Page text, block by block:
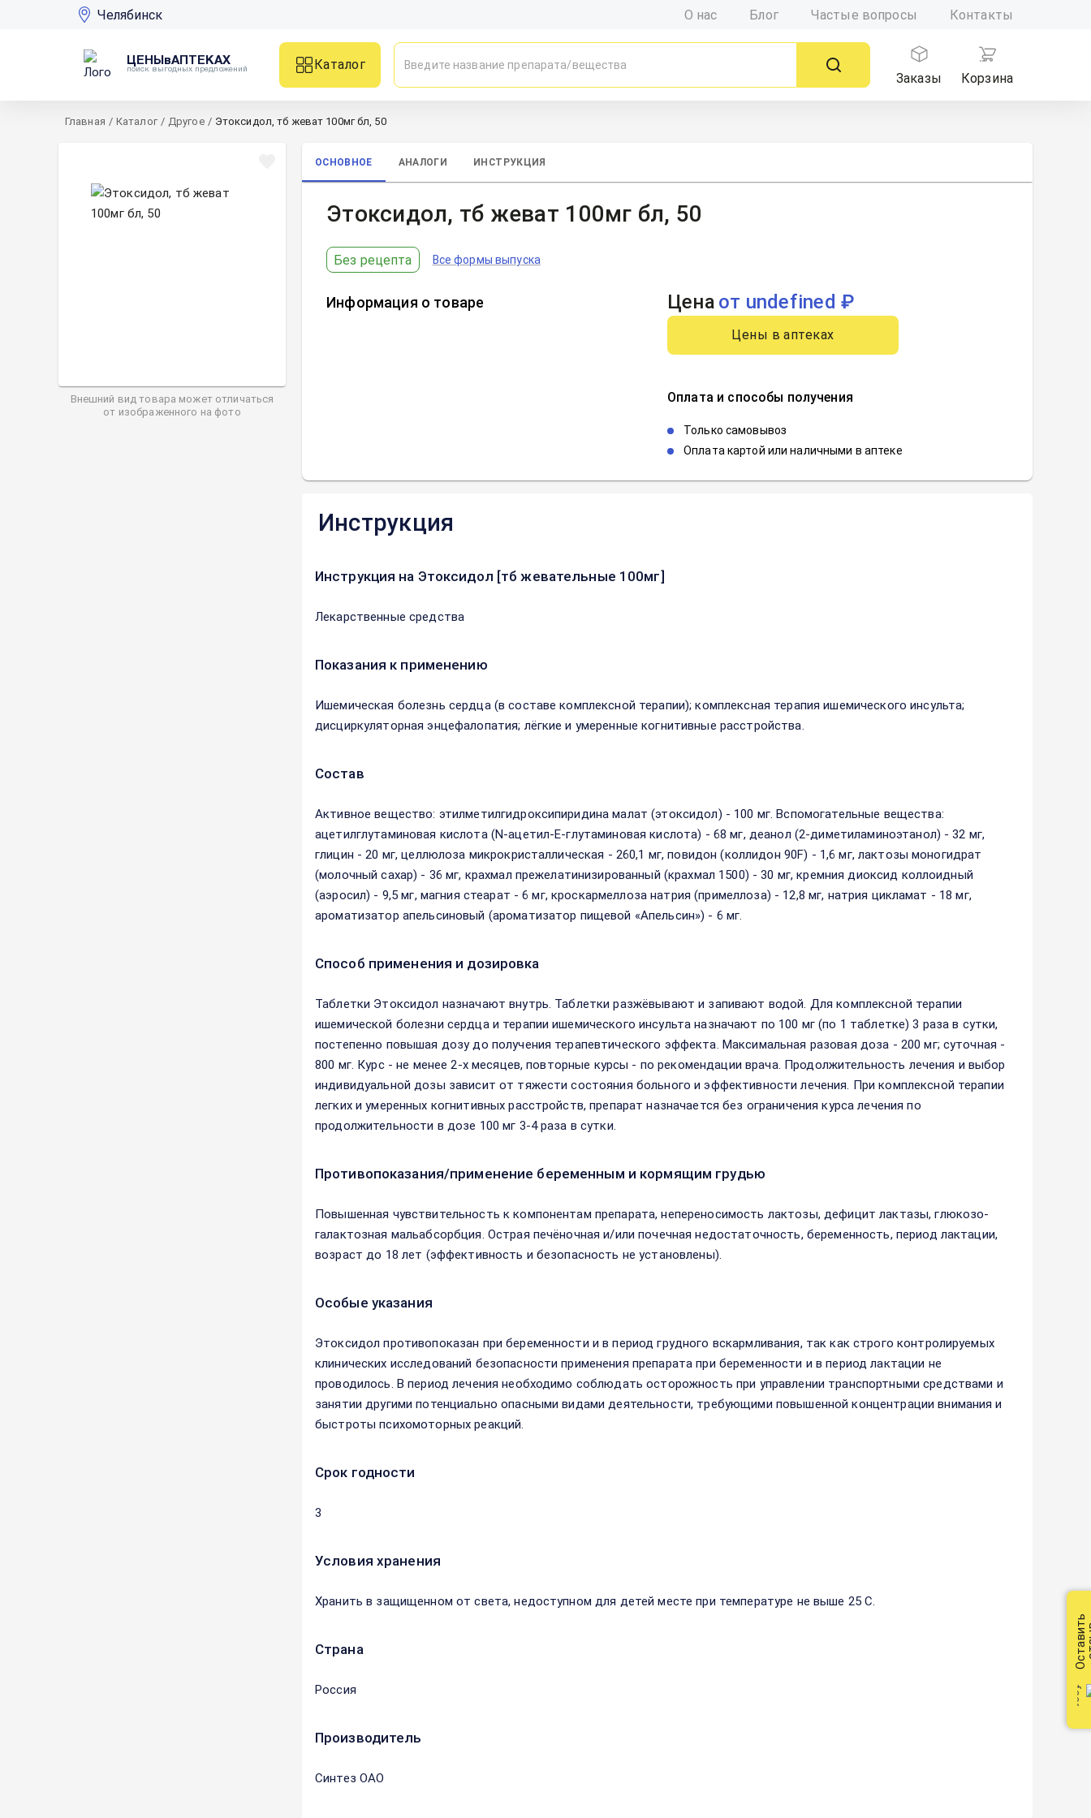
Челябинск О нас Блог Частые вопросы Контакты
ЦЕНЫвАПТЕКАХ
поиск выгодных предложений
Каталог
Заказы
Корзина
Главная / Каталог / Другое / Этоксидол, тб жеват 100мг бл, 50
Внешний вид товара может отличаться
от изображенного на фото
ОСНОВНОЕ АНАЛОГИ ИНСТРУКЦИЯ
Этоксидол, тб жеват 100мг бл, 50
Без рецепта Все формы выпуска
Информация о товаре Цена от undefined ₽
Цены в аптеках
Оплата и способы получения
Только самовывоз
Оплата картой или наличными в аптеке
Инструкция
Инструкция на Этоксидол [тб жевательные 100мг]
Лекарственные средства
Показания к применению
Ишемическая болезнь сердца (в составе комплексной терапии); комплексная терапия ишемического инсульта;
дисциркуляторная энцефалопатия; лёгкие и умеренные когнитивные расстройства.
Состав
Активное вещество: этилметилгидроксипиридина малат (этоксидол) - 100 мг. Вспомогательные вещества:
ацетилглутаминовая кислота (N-ацетил-Е-глутаминовая кислота) - 68 мг, деанол (2-диметиламиноэтанол) - 32 мг,
глицин - 20 мг, целлюлоза микрокристаллическая - 260,1 мг, повидон (коллидон 90F) - 1,6 мг, лактозы моногидрат
(молочный сахар) - 36 мг, крахмал прежелатинизированный (крахмал 1500) - 30 мг, кремния диоксид коллоидный
(аэросил) - 9,5 мг, магния стеарат - 6 мг, кроскармеллоза натрия (примеллоза) - 12,8 мг, натрия цикламат - 18 мг,
ароматизатор апельсиновый (ароматизатор пищевой «Апельсин») - 6 мг.
Способ применения и дозировка
Таблетки Этоксидол назначают внутрь. Таблетки разжёвывают и запивают водой. Для комплексной терапии
ишемической болезни сердца и терапии ишемического инсульта назначают по 100 мг (по 1 таблетке) 3 раза в сутки,
постепенно повышая дозу до получения терапевтического эффекта. Максимальная разовая доза - 200 мг; суточная -
800 мг. Курс - не менее 2-х месяцев, повторные курсы - по рекомендации врача. Продолжительность лечения и выбор
индивидуальной дозы зависит от тяжести состояния больного и эффективности лечения. При комплексной терапии
легких и умеренных когнитивных расстройств, препарат назначается без ограничения курса лечения по
продолжительности в дозе 100 мг 3-4 раза в сутки.
Противопоказания/применение беременным и кормящим грудью
Повышенная чувствительность к компонентам препарата, непереносимость лактозы, дефицит лактазы, глюкозо-
галактозная мальабсорбция. Острая печёночная и/или почечная недостаточность, беременность, период лактации,
возраст до 18 лет (эффективность и безопасность не установлены).
Особые указания
Этоксидол противопоказан при беременности и в период грудного вскармливания, так как строго контролируемых
клинических исследований безопасности применения препарата при беременности и в период лактации не
проводилось. В период лечения необходимо соблюдать осторожность при управлении транспортными средствами и
занятии другими потенциально опасными видами деятельности, требующими повышенной концентрации внимания и
быстроты психомоторных реакций.
Срок годности
3
Условия хранения
Хранить в защищенном от света, недоступном для детей месте при температуре не выше 25 С.
Страна
Россия
Производитель
Синтез ОАО
Оставить